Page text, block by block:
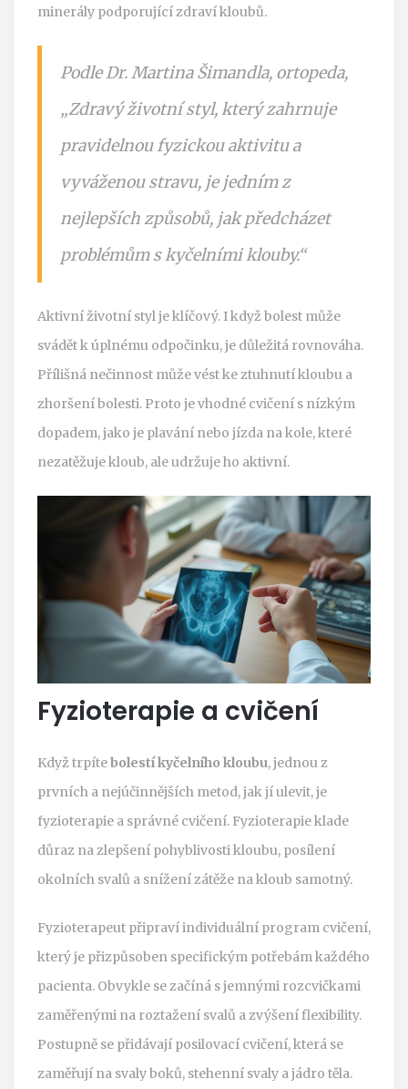
minerály podporující zdraví kloubů.
Podle Dr. Martina Šimandla, ortopeda,
„Zdravý životní styl, který zahrnuje
pravidelnou fyzickou aktivitu a
vyváženou stravu, je jedním z
nejlepších způsobů, jak předcházet
problémům s kyčelními klouby.“
Aktivní životní styl je klíčový. I když bolest může
svádět k úplnému odpočinku, je důležitá rovnováha.
Přílišná nečinnost může vést ke ztuhnutí kloubu a
zhoršení bolesti. Proto je vhodné cvičení s nízkým
dopadem, jako je plavání nebo jízda na kole, které
nezatěžuje kloub, ale udržuje ho aktivní.
Fyzioterapie a cvičení
Když trpítebolestí kyčelního kloubu, jednou z
prvních a nejúčinnějších metod, jak jí ulevit, je
fyzioterapie a správné cvičení. Fyzioterapie klade
důraz na zlepšení pohyblivosti kloubu, posílení
okolních svalů a snížení zátěže na kloub samotný.
Fyzioterapeut připraví individuální program cvičení,
který je přizpůsoben specifickým potřebám každého
pacienta. Obvykle se začíná s jemnými rozcvičkami
zaměřenými na roztažení svalů a zvýšení flexibility.
Postupně se přidávají posilovací cvičení, která se
zaměřují na svaly boků, stehenní svaly a jádro těla.